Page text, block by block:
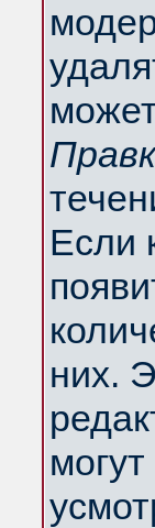
Если
них.